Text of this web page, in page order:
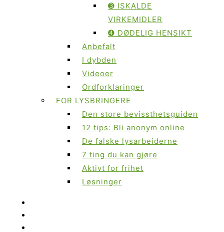
➌ ISKALDE
VIRKEMIDLER
➍ DØDELIG HENSIKT
Anbefalt
I dybden
Videoer
Ordforklaringer
FOR LYSBRINGERE
Den store bevissthetsguiden
12 tips: Bli anonym online
De falske lysarbeiderne
7 ting du kan gjøre
Aktivt for frihet
Løsninger